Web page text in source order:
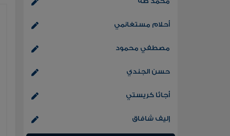
أحلام مستغانمي
مصطفي محمود
حسن الجندي
أجاثا كريستي
إليف شافاق